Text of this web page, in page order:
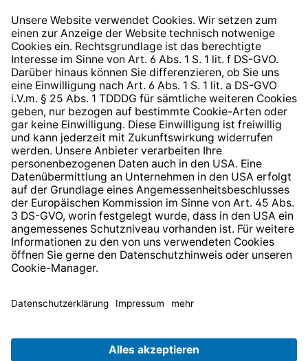
Widerrufsrecht
Hinweisgeberschutzsystem
Barrierefreiheit
* Alle Preise inkl. gesetzl. Mehrwertsteuer zzgl.
anders angegeben.
© 2026 TechniSat Digital GmbH